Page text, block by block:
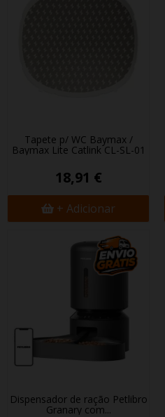
Tapete p/ WC Baymax /
Baymax Lite Catlink CL-SL-01
18,91 €
+ Adicionar
Dispensador de ração Petlibro
Granary com...